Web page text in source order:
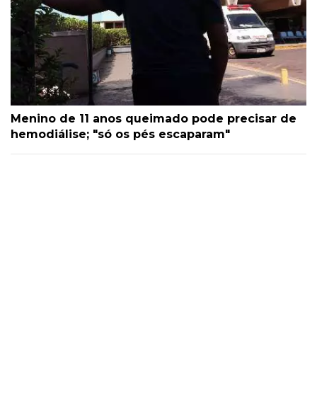
Menino de 11 anos queimado pode precisar de
hemodiálise; "só os pés escaparam"